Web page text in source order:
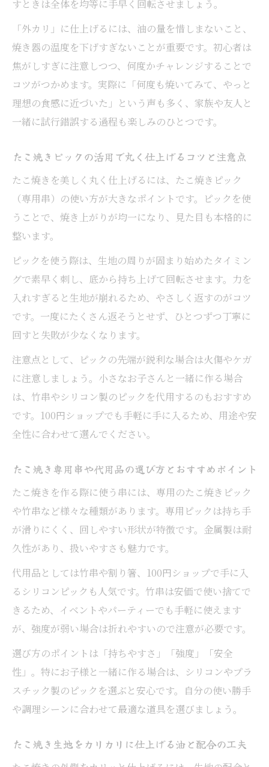
び方
たこ焼き串選びでパーティーを盛り上げる
コツ
たこ焼きピックで上手に返すコツ伝授
たこ焼きピックで失敗しない返し方の基本
たこ焼きピックと竹串の特徴と上手な使い
分け
たこ焼きピックでプロ級の丸い仕上がりを
目指す
方
たこ焼き串焼きで重要な火加減のポイント
たこ焼きの外カリ中トロを実現する温度管
たこ焼き串の油加減で食感を自在にコント
ロール
串焼きとたこ焼きで異なる焼き方のコツ
ふんわり仕上げたい串焼きレシピ実践
ント
たこ焼きの生地アレンジで串焼きも新食感
に
たこ焼き串アレンジでパーティをもっと楽
しく
たこ焼きの柔らかさを活かす串焼きアイデ
ア
たこ焼きピックを活用した串焼きの作り方
家庭で楽しむたこ焼き串焼きの魅力まとめ
たこ焼き串焼きで本格パーティーを楽しむ
コツ
たこ焼きの味わいを串焼きでも活かす工夫
たこ焼きピックの便利な使い道と魅力再発
たこ焼き串代用アイデアで家庭料理を格上
すときは全体を均等に手早く回転させましょう。
「外カリ」に仕上げるには、油の量を惜しまないこと、
焼き器の温度を下げすぎないことが重要です。初心者は
焦がしすぎに注意しつつ、何度かチャレンジすることで
コツがつかめます。実際に「何度も焼いてみて、やっと
理想の食感に近づいた」という声も多く、家族や友人と
一緒に試行錯誤する過程も楽しみのひとつです。
たこ焼きピックの活用で丸く仕上げるコツと注意点
たこ焼きを美しく丸く仕上げるには、たこ焼きピック
（専用串）の使い方が大きなポイントです。ピックを使
うことで、焼き上がりが均一になり、見た目も本格的に
整います。
ピックを使う際は、生地の周りが固まり始めたタイミン
グで素早く刺し、底から持ち上げて回転させます。力を
入れすぎると生地が崩れるため、やさしく返すのがコツ
です。一度にたくさん返そうとせず、ひとつずつ丁寧に
回すと失敗が少なくなります。
注意点として、ピックの先端が鋭利な場合は火傷やケガ
に注意しましょう。小さなお子さんと一緒に作る場合
は、竹串やシリコン製のピックを代用するのもおすすめ
です。100円ショップでも手軽に手に入るため、用途や安
全性に合わせて選んでください。
たこ焼き専用串や代用品の選び方とおすすめポイント
たこ焼きを作る際に使う串には、専用のたこ焼きピック
や竹串など様々な種類があります。専用ピックは持ち手
が滑りにくく、回しやすい形状が特徴です。金属製は耐
久性があり、扱いやすさも魅力です。
代用品としては竹串や割り箸、100円ショップで手に入
るシリコンピックも人気です。竹串は安価で使い捨てで
きるため、イベントやパーティーでも手軽に使えます
が、強度が弱い場合は折れやすいので注意が必要です。
選び方のポイントは「持ちやすさ」「強度」「安全
性」。特にお子様と一緒に作る場合は、シリコンやプラ
スチック製のピックを選ぶと安心です。自分の使い勝手
や調理シーンに合わせて最適な道具を選びましょう。
たこ焼き生地をカリカリに仕上げる油と配合の工夫